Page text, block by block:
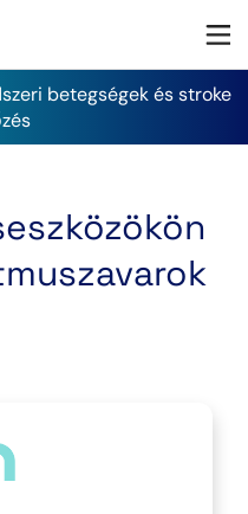
betegségek és stroke